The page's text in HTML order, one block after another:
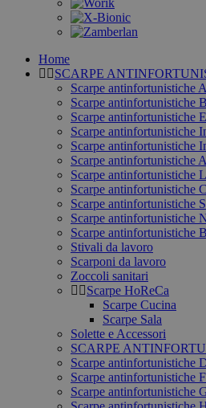
Home
SCARPE
Scarpe antinfortunistiche
Scarpe antinfortunistiche
Scarpe antinfortunistiche
Scarpe antinfortunistiche
Scarpe antinfortunistiche
Scarpe antinfortunistiche
Scarpe antinfortunistiche
Scarpe antinfortunistiche
Scarpe antinfortunistiche
Scarpe antinfortunistiche
Scarpe antinfortunistiche
Stivali da lavoro
Scarponi da lavoro
Zoccoli sanitari
Scarpe HoReCa
Scarpe Cucina
Scarpe Sala
Solette e Accessori
SCARPE
Scarpe
Scarpe antinfortunistiche
Scarpe antinfortunistiche